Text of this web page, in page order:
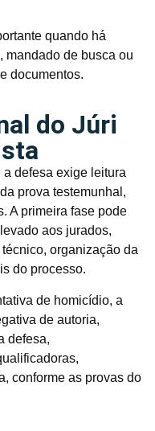
quando há
mandado de busca ou
documentos.
do Júri
defesa exige leitura
prova testemunhal,
A primeira fase pode
aos jurados,
organização da
do processo.
de homicídio, a
de autoria,
defesa,
conforme as provas do